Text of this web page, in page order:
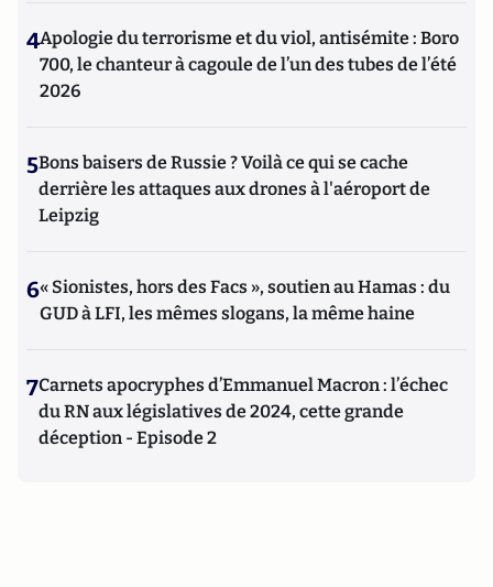
4Apologie du terrorisme et du viol, antisémite : Boro
700, le chanteur à cagoule de l’un des tubes de l’été
2026
5Bons baisers de Russie ? Voilà ce qui se cache
derrière les attaques aux drones à l'aéroport de
Leipzig
6« Sionistes, hors des Facs », soutien au Hamas : du
GUD à LFI, les mêmes slogans, la même haine
7Carnets apocryphes d’Emmanuel Macron : l’échec
du RN aux législatives de 2024, cette grande
déception - Episode 2